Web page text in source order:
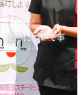
虐待について事